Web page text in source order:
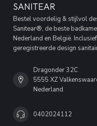
SANITEAR
Bestel voordelig & stijlvol
Sanitear®, de beste
Nederland en België. Inclusief
geregistreerde design
Dragonder 32C
5555 XZ
Nederland
0402024112